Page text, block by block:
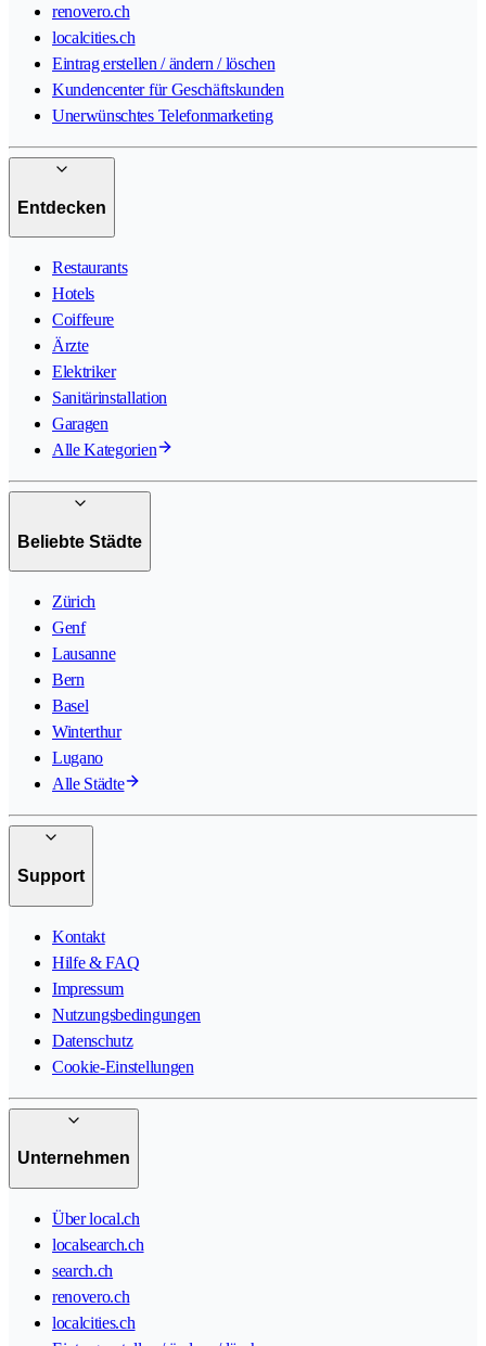
renovero.ch
localcities.ch
Eintrag erstellen / ändern / löschen
Kundencenter für Geschäftskunden
Unerwünschtes Telefonmarketing
Entdecken
Restaurants
Hotels
Coiffeure
Ärzte
Elektriker
Sanitärinstallation
Garagen
Alle Kategorien
Beliebte Städte
Zürich
Genf
Lausanne
Bern
Basel
Winterthur
Lugano
Alle Städte
Support
Kontakt
Hilfe & FAQ
Impressum
Nutzungsbedingungen
Datenschutz
Cookie-Einstellungen
Unternehmen
Über local.ch
localsearch.ch
search.ch
renovero.ch
localcities.ch